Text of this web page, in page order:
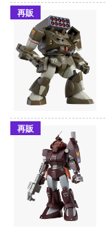
再販
再販
帳
マジック
OVERDOSE
の若君
誘惑
屋のふたりぐらし